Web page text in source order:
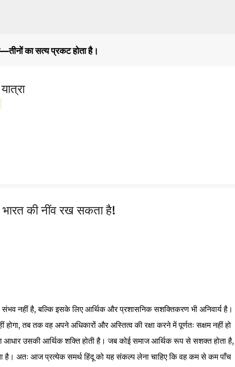
का सत्य प्रकट होता है।
की नींव रख सकता है!
नहीं है, बल्कि इसके लिए आर्थिक और प्रशासनिक सशक्तिकरण भी अनिवार्य है।
तब तक वह अपने अधिकारों और अस्तित्व की रक्षा करने में पूर्णतः सक्षम नहीं हो
आधार उसकी आर्थिक शक्ति होती है। जब कोई समाज आर्थिक रूप से सशक्त होता है,
है। अतः आज प्रत्येक समर्थ हिंदू को यह संकल्प लेना चाहिए कि वह कम से कम पाँच